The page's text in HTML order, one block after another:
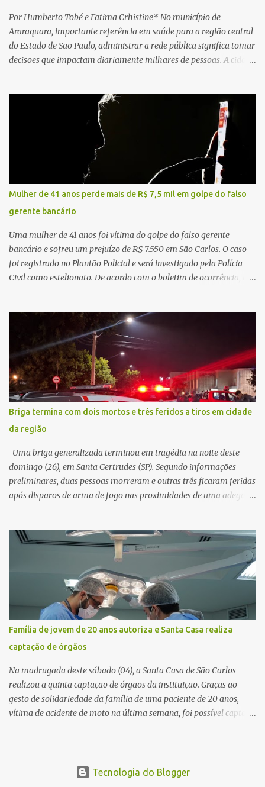
Por Humberto Tobé e Fatima Crhistine* No município de
Araraquara, importante referência em saúde para a região central
do Estado de São Paulo, administrar a rede pública significa tomar
decisões que impactam diariamente milhares de pessoas. A cidade
município, mas também de diversas cidades do entorno,
ampliando significativamente a responsabilidade da gestão sobre
o Sistema Único de Saúde (SUS). Nos últimos anos, o Governo
Federal tem ampliado investimentos destinados ao fortalecimento
da atenção básica, da infraestrutura hospitalar e da
regionalização dos serviços de saúde. Entretanto, em um cenário
de demandas crescentes e recursos necessariamente limitados, a
principal missão da gestão pública não é apenas investir mais,
mas decidir melhor onde investir para produzir o maior benefício
possível à população. Essa reflexão encontra respaldo tanto na
teoria da admini...
Mulher de 41 anos perde mais de R$ 7,5 mil em golpe do falso
gerente bancário
Uma mulher de 41 anos foi vítima do golpe do falso gerente
bancário e sofreu um prejuízo de R$ 7.550 em São Carlos. O caso
foi registrado no Plantão Policial e será investigado pela Polícia
Civil como estelionato. De acordo com o boletim de ocorrência, a
suspeito alegou que seria necessário atualizar o cadastro da conta
e passou a orientar a vítima sobre os procedimentos que deveriam
ser realizados. Dias depois, o golpista enviou um documento em
PDF simulando uma comunicação oficial da instituição financeira.
Na sequência, entrou em contato por telefone e encaminhou um
link, orientando a vítima a acessá-lo pelo computador para
concluir a suposta atualização cadastral. Após realizar o
procedimento, a conta bancária ficou bloqueada por algumas
horas. Sem conseguir acessar o sistema, a vítima tentou
novamente contato com o suposto gerente, mas não obteve
resposta. Na segunda-fe...
Briga termina com dois mortos e três feridos a tiros em cidade
da região
Uma briga generalizada terminou em tragédia na noite deste
domingo (26), em Santa Gertrudes (SP). Segundo informações
preliminares, duas pessoas morreram e outras três ficaram feridas
após disparos de arma de fogo nas proximidades de uma adega. O
começado dentro do estabelecimento e se estendido para a área
externa, quando dois homens armados passaram a efetuar
diversos disparos. Duas vítimas morreram ainda no local. Outras
três pessoas foram baleadas e socorridas. Até o momento, não
foram divulgadas informações oficiais sobre o estado de saúde dos
feridos. Equipes da Polícia Militar de Santa Gertrudes atenderam a
ocorrência e isolaram a área para o trabalho da perícia. Até a
última atualização, nenhum suspeito havia sido preso. A Polícia
Civil investigará a motivação da briga, a autoria dos disparos e as
circunstâncias do crime. A ocorrência segue em anda...
Família de jovem de 20 anos autoriza e Santa Casa realiza
captação de órgãos
Na madrugada deste sábado (04), a Santa Casa de São Carlos
realizou a quinta captação de órgãos da instituição. Graças ao
gesto de solidariedade da família de uma paciente de 20 anos,
vítima de acidente de moto na última semana, foi possível captar o
equipe responsável pela captação do coração chegou a São Carlos
Tecnologia do Blogger